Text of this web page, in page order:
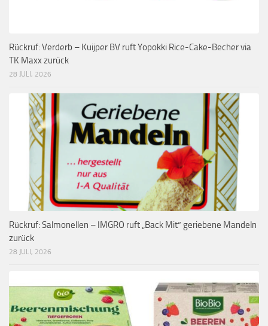
Rückruf: Verderb – Kuijper BV ruft Yopokki Rice-Cake-Becher via
TK Maxx zurück
28 JULI, 2026
Rückruf: Salmonellen – IMGRO ruft „Back Mit“ geriebene Mandeln
zurück
28 JULI, 2026